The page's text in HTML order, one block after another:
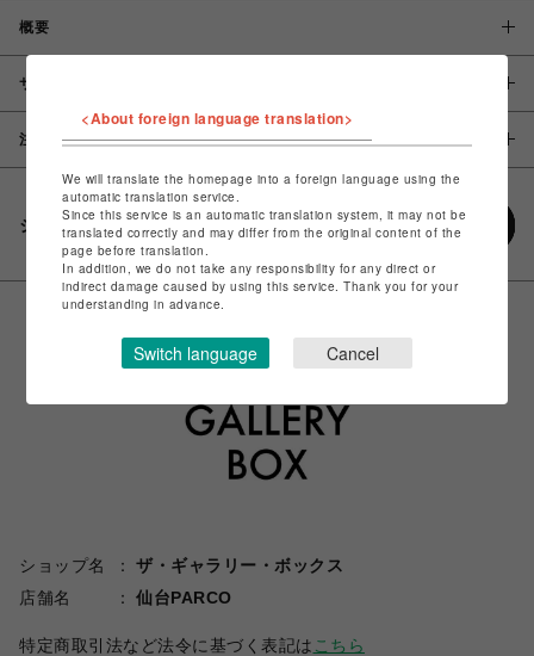
概要
サイズ
注意事項
シェアする
ショップ名
ザ・ギャラリー・ボックス
店舗名
仙台PARCO
特定商取引法など法令に基づく表記は こちら
<About foreign language translation>
We will translate the homepage into a foreign language using the
automatic translation service.
Since this service is an automatic translation system, it may not be
translated correctly and may differ from the original content of the
page before translation.
In addition, we do not take any responsibility for any direct or
indirect damage caused by using this service. Thank you for your
understanding in advance.
Switch language Cancel